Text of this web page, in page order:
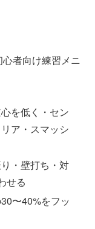
者向け練習メニ
を低く・セン
ア・スマッシ
・壁打ち・対
せる
〜40%をフッ